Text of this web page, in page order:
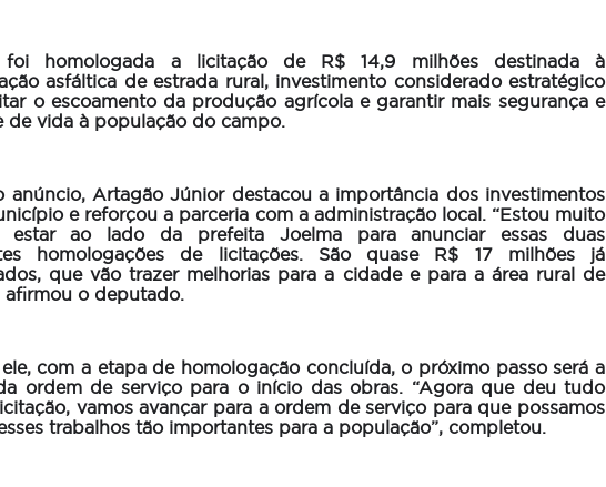
foi homologada a licitação de R$ 14,9 milhões destinada à
asfáltica de estrada rural, investimento considerado estratégico
o escoamento da produção agrícola e garantir mais segurança e
de vida à população do campo.
anúncio, Artagão Júnior destacou a importância dos investimentos
e reforçou a parceria com a administração local. “Estou muito
ao lado da prefeita Joelma para anunciar essas duas
homologações de licitações. São quase R$ 17 milhões já
que vão trazer melhorias para a cidade e para a área rural de
afirmou o deputado.
com a etapa de homologação concluída, o próximo passo será a
ordem de serviço para o início das obras. “Agora que deu tudo
vamos avançar para a ordem de serviço para que possamos
trabalhos tão importantes para a população”, completou.